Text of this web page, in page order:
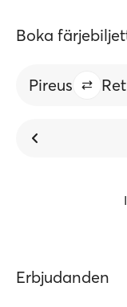
Boka
Pireus
Erbjudanden